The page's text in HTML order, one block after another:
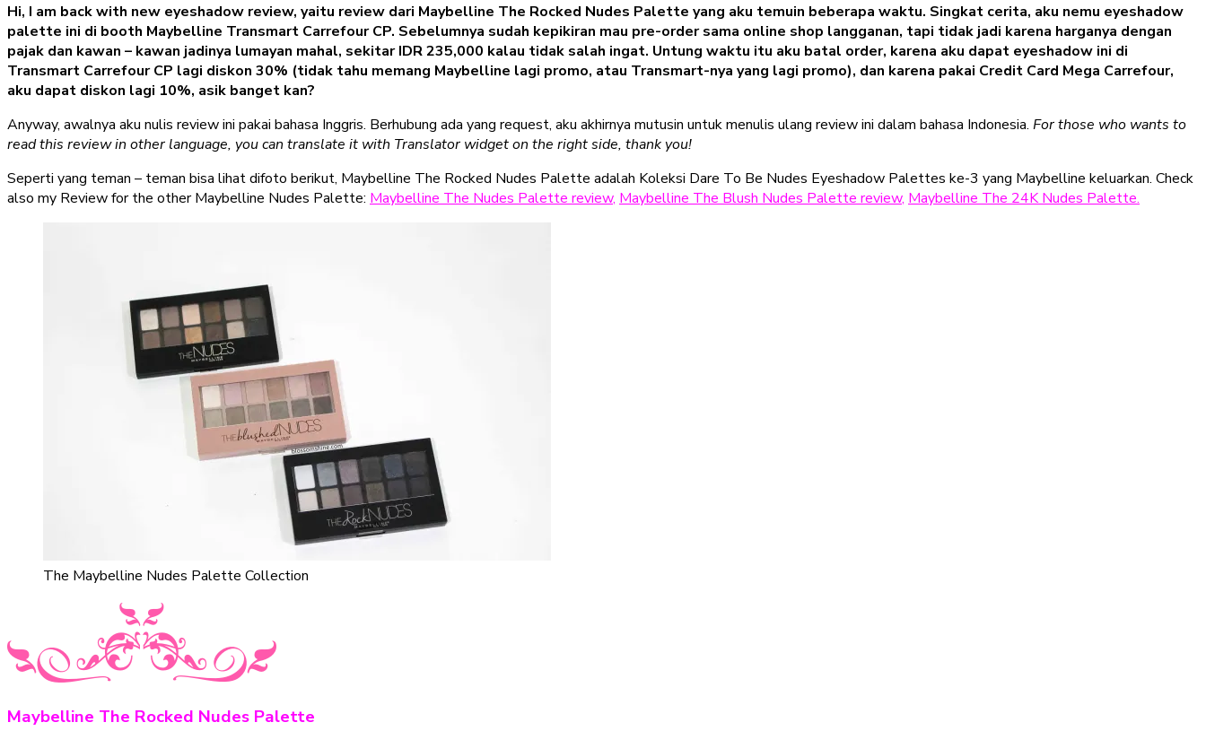
Hi, I am back with new eyeshadow review, yaitu review dari Maybelline The Rocked Nudes Palette yang aku temuin beberapa waktu. Singkat cerita, aku nemu eyeshadow
palette ini di booth Maybelline Transmart Carrefour CP. Sebelumnya sudah kepikiran mau pre-order sama online shop langganan, tapi tidak jadi karena harganya dengan
pajak dan kawan – kawan jadinya lumayan mahal, sekitar IDR 235,000 kalau tidak salah ingat. Untung waktu itu aku batal order, karena aku dapat eyeshadow ini di
Transmart Carrefour CP lagi diskon 30% (tidak tahu memang Maybelline lagi promo, atau Transmart-nya yang lagi promo), dan karena pakai Credit Card Mega Carrefour,
aku dapat diskon lagi 10%, asik banget kan?
Anyway, awalnya aku nulis review ini pakai bahasa Inggris. Berhubung ada yang request, aku akhirnya mutusin untuk menulis ulang review ini dalam bahasa Indonesia. For those who wants to
read this review in other language, you can translate it with Translator widget on the right side, thank you!
Seperti yang teman – teman bisa lihat difoto berikut, Maybelline The Rocked Nudes Palette adalah Koleksi Dare To Be Nudes Eyeshadow Palettes ke-3 yang Maybelline keluarkan. Check
also my Review for the other Maybelline Nudes Palette: Maybelline The Nudes Palette review, Maybelline The Blush Nudes Palette review, Maybelline The 24K Nudes Palette.
The Maybelline Nudes Palette Collection
Maybelline The Rocked Nudes Palette